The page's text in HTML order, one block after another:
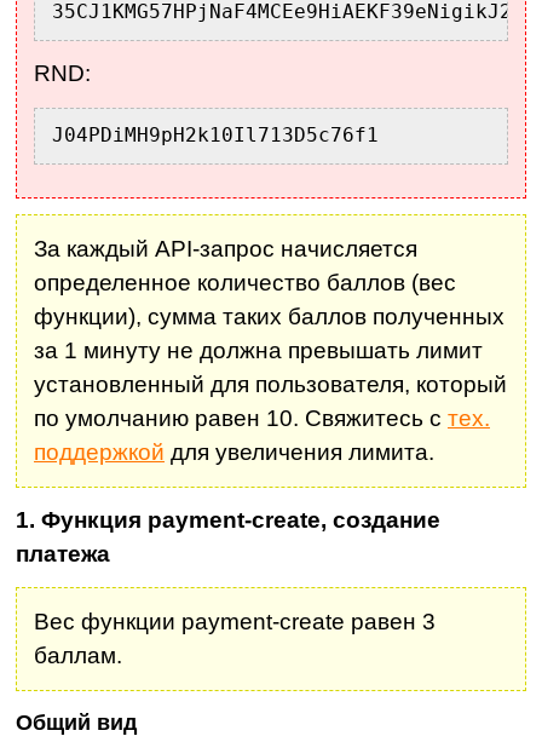
RND:
J04PDiMH9pH2k10Il713D5c76f1
За каждый API-запрос начисляется
определенное количество баллов (вес
функции), сумма таких баллов полученных
за 1 минуту не должна превышать лимит
установленный для пользователя, который
по умолчанию равен 10. Свяжитесь с тех.
поддержкой для увеличения лимита.
1. Функция payment-create, создание
платежа
Вес функции payment-create равен 3
баллам.
Общий вид